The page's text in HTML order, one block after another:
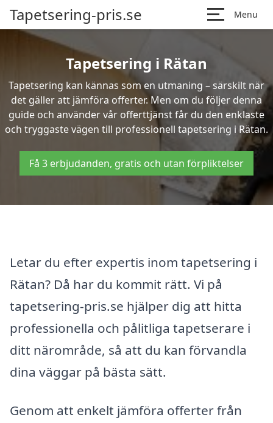
Tapetsering-pris.se Menu
Tapetsering i Rätan
Tapetsering kan kännas som en utmaning – särskilt när
det gäller att jämföra offerter. Men om du följer denna
guide och använder vår offerttjänst får du den enklaste
och tryggaste vägen till professionell tapetsering i Rätan.
Få 3 erbjudanden, gratis och utan förpliktelser
Letar du efter expertis inom tapetsering i
Rätan? Då har du kommit rätt. Vi på
tapetsering-pris.se hjälper dig att hitta
professionella och pålitliga tapetserare i
ditt närområde, så att du kan förvandla
dina väggar på bästa sätt.
Genom att enkelt jämföra offerter från